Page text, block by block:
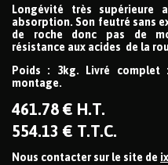
Longévité très supérieure
absorption. Son feutré sans
de roche donc pas de
résistance aux acides de la
Poids : 3kg. Livré
montage.
461.78 € H.T.
554.13 € T.T.C.
Nous contacter sur le site de